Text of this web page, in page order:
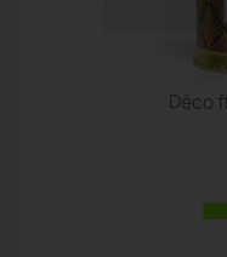
Déco